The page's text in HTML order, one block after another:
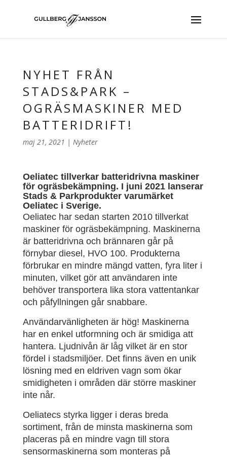
NYHET FRÅN
STADS&PARK –
OGRÄSMASKINER MED
BATTERIDRIFT!
maj 21, 2021 | Nyheter
Oeliatec tillverkar batteridrivna maskiner
för ogräsbekämpning. I juni 2021 lanserar
Stads & Parkprodukter varumärket
Oeliatec i Sverige.
Oeliatec har sedan starten 2010 tillverkat
maskiner för ogräsbekämpning. Maskinerna
är batteridrivna och brännaren går på
förnybar diesel, HVO 100. Produkterna
förbrukar en mindre mängd vatten, fyra liter i
minuten, vilket gör att användaren inte
behöver transportera lika stora vattentankar
och påfyllningen går snabbare.
Användarvänligheten är hög! Maskinerna
har en enkel utformning och är smidiga att
hantera. Ljudnivån är låg vilket är en stor
fördel i stadsmiljöer. Det finns även en unik
lösning med en eldriven vagn som ökar
smidigheten i områden där större maskiner
inte når.
Oeliatecs styrka ligger i deras breda
sortiment, från de minsta maskinerna som
placeras på en mindre vagn till stora
sensormaskinerna som monteras på